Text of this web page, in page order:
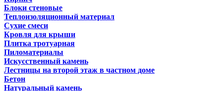
Блоки стеновые
Теплоизоляционный материал
Сухие смеси
Кровля для крыши
Плитка тротуарная
Пиломатериалы
Искусственный камень
Лестницы на второй этаж в частном доме
Бетон
Натуральный камень